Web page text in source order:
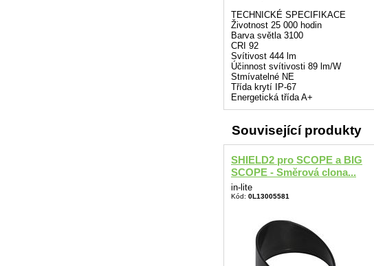
TECHNICKÉ SPECIFIKACE
Životnost 25 000 hodin
Barva světla 3100
CRI 92
Svítivost 444 lm
Účinnost svítivosti 89 lm/W
Stmívatelné NE
Třída krytí IP-67
Energetická třída A+
Související produkty
SHIELD2 pro SCOPE a BIG
SCOPE - Směrová clona...
in-lite
Kód: 0L13005581